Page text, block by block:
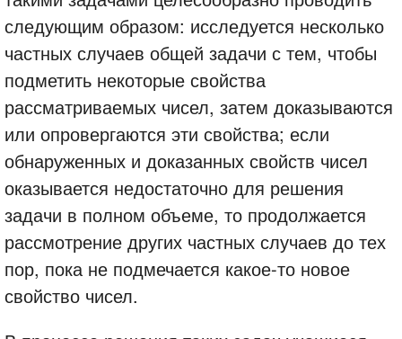
следующим образом: исследуется несколько
частных случаев общей задачи с тем, чтобы
подметить некоторые свойства
рассматриваемых чисел, затем доказываются
или опровергаются эти свойства; если
обнаруженных и доказанных свойств чисел
оказывается недостаточно для решения
задачи в полном объеме, то продолжается
рассмотрение других частных случаев до тех
пор, пока не подмечается какое-то новое
свойство чисел.